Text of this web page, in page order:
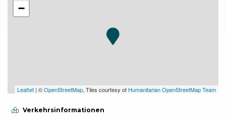
−
Leaflet | ©OpenStreetMap, Tiles courtesy of Humanitarian OpenStreetMap Team
Verkehrsinformationen